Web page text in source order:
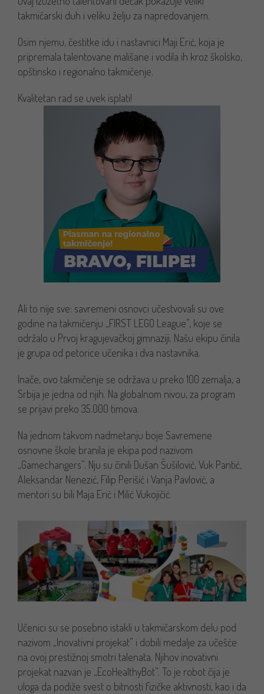
takmičarski duh i veliku želju za napredovanjem.
Osim njemu, čestitke idu i nastavnici Maji Erić, koja je
pripremala talentovane mališane i vodila ih kroz školsko,
opštinsko i regionalno takmičenje.
Kvalitetan rad se uvek isplati!
Ali to nije sve: savremeni osnovci učestvovali su ove
godine na takmičenju „FIRST LEGO League”, koje se
održalo u Prvoj kragujevačkoj gimnaziji. Našu ekipu činila
je grupa od petorice učenika i dva nastavnika.
Inače, ovo takmičenje se održava u preko 100 zemalja, a
Srbija je jedna od njih. Na globalnom nivou, za program
se prijavi preko 35.000 timova.
Na jednom takvom nadmetanju boje Savremene
osnovne škole branila je ekipa pod nazivom
„Gamechangers”. Nju su činili Dušan Šušilović, Vuk Pantić,
Aleksandar Nenezić, Filip Perišić i Vanja Pavlović, a
mentori su bili Maja Erić i Milić Vukojičić.
Učenici su se posebno istakli u takmičarskom delu pod
nazivom „Inovativni projekat” i dobili medalje za učešće
na ovoj prestižnoj smotri talenata. Njihov inovativni
projekat nazvan je „EcoHealthyBot”. To je robot čija je
uloga da podiže svest o bitnosti fizičke aktivnosti, kao i da